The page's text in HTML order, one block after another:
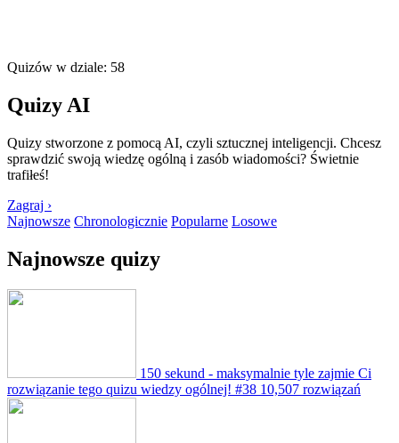
Quizów w dziale: 58
Quizy AI
Quizy stworzone z pomocą AI, czyli sztucznej inteligencji. Chcesz
sprawdzić swoją wiedzę ogólną i zasób wiadomości? Świetnie
trafiłeś!
Zagraj ›
Najnowsze Chronologicznie Popularne Losowe
Najnowsze quizy
150 sekund - maksymalnie tyle zajmie Ci
rozwiązanie tego quizu wiedzy ogólnej! #38 10,507 rozwiązań